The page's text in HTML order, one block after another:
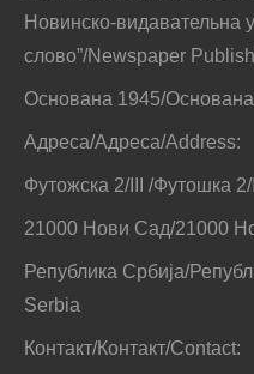
Новинско-видавательна
слово”/Newspaper
Основана 1945/
Адреса/Адреса/Address:
Футожска 2/III /Футошка 2/
21000 Нови Сад/21000
Република Србија/
Serbia
Контакт/Контакт/Contact: